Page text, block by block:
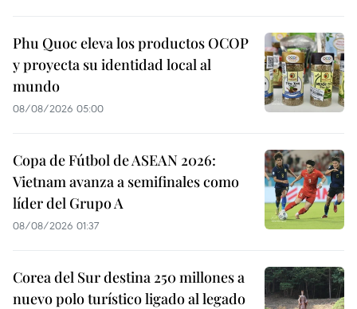
Phu Quoc eleva los productos OCOP
y proyecta su identidad local al
mundo
08/08/2026 05:00
Copa de Fútbol de ASEAN 2026:
Vietnam avanza a semifinales como
líder del Grupo A
08/08/2026 01:37
Corea del Sur destina 250 millones a
nuevo polo turístico ligado al legado